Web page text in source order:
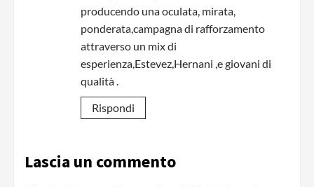
producendo una oculata, mirata,
ponderata,campagna di rafforzamento
attraverso un mix di
esperienza,Estevez,Hernani ,e giovani di
qualità .
Rispondi
Lascia un commento